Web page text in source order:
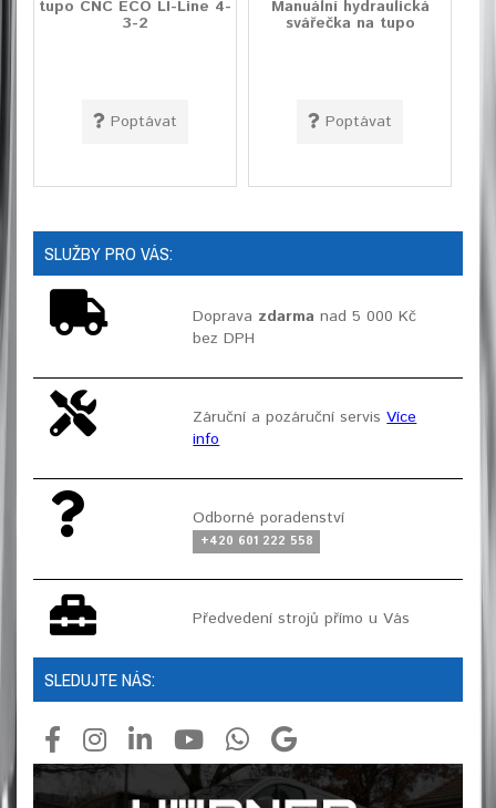
tupo CNC ECO LI-Line 4-
3-2
Poptávat
Manuální hydraulická
svářečka na tupo
Poptávat
SLUŽBY PRO VÁS:
Doprava zdarma nad 5 000 Kč
bez DPH
Záruční a pozáruční servisVíce
info
Odborné poradenství
+420 601 222 558
Předvedení strojů přímo u Vás
SLEDUJTE NÁS: